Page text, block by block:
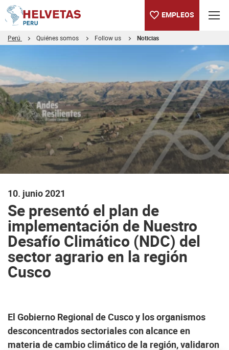
EMPLEOS
Perú Quiénes somos Follow us Noticias
Se presentó el plan de implementación de Nuestro Desafío
10. junio 2021
Se presentó el plan de
implementación de Nuestro
Desafío Climático (NDC) del
sector agrario en la región
Cusco
El Gobierno Regional de Cusco y los organismos
desconcentrados sectoriales con alcance en
materia de cambio climático de la región, validaron